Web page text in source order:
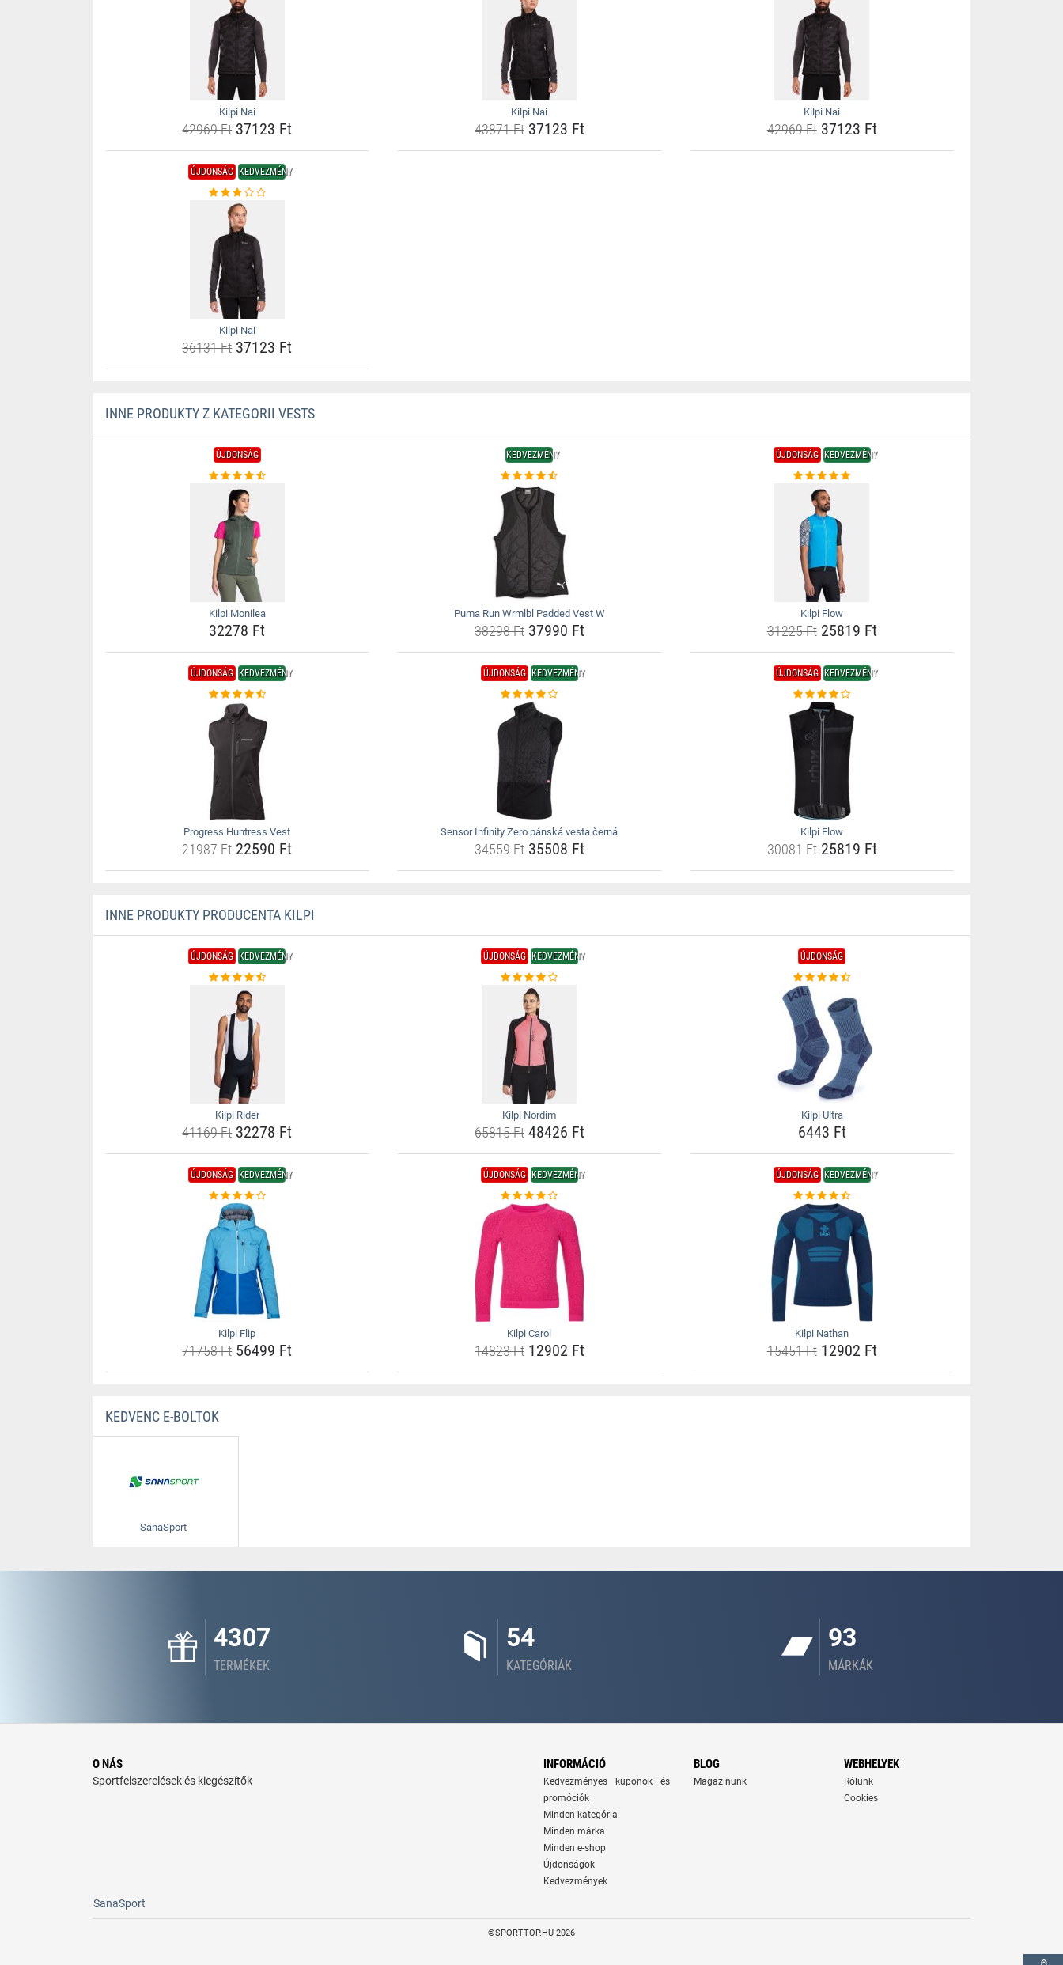
Kilpi Nai
42969 Ft37123 Ft
Kilpi Nai
43871 Ft37123 Ft
Kilpi Nai
42969 Ft37123 Ft
ÚJDONSÁG KEDVEZMÉNY
Kilpi Nai
36131 Ft37123 Ft
INNE PRODUKTY Z KATEGORII VESTS
ÚJDONSÁG
Kilpi Monilea
32278 Ft
KEDVEZMÉNY
Puma Run Wrmlbl Padded Vest W
38298 Ft37990 Ft
ÚJDONSÁG KEDVEZMÉNY
Kilpi Flow
31225 Ft25819 Ft
ÚJDONSÁG KEDVEZMÉNY
Progress Huntress Vest
21987 Ft22590 Ft
ÚJDONSÁG KEDVEZMÉNY
Sensor Infinity Zero pánská vesta černá
34559 Ft35508 Ft
ÚJDONSÁG KEDVEZMÉNY
Kilpi Flow
30081 Ft25819 Ft
INNE PRODUKTY PRODUCENTA KILPI
ÚJDONSÁG KEDVEZMÉNY
Kilpi Rider
41169 Ft32278 Ft
ÚJDONSÁG KEDVEZMÉNY
Kilpi Nordim
65815 Ft48426 Ft
ÚJDONSÁG
Kilpi Ultra
6443 Ft
ÚJDONSÁG KEDVEZMÉNY
Kilpi Flip
71758 Ft56499 Ft
ÚJDONSÁG KEDVEZMÉNY
Kilpi Carol
14823 Ft12902 Ft
ÚJDONSÁG KEDVEZMÉNY
Kilpi Nathan
15451 Ft12902 Ft
KEDVENC E-BOLTOK
SanaSport
4307
TERMÉKEK
54
KATEGÓRIÁK
93
MÁRKÁK
O NÁS
Sportfelszerelések és kiegészítők
INFORMÁCIÓ
Kedvezményes kuponok és
promóciók
Minden kategória
Minden márka
Minden e-shop
Újdonságok
Kedvezmények
BLOG
Magazinunk
WEBHELYEK
Rólunk
Cookies
SanaSport
©SPORTTOP.HU 2026